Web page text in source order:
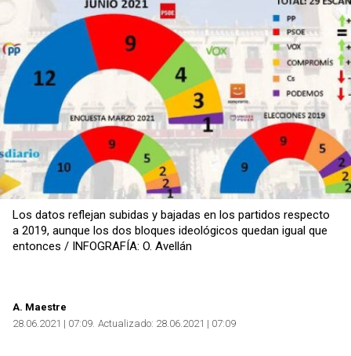
Copiar
Los datos reflejan subidas y bajadas en los partidos respecto
a 2019, aunque los dos bloques ideológicos quedan igual que
entonces / INFOGRAFÍA: O. Avellán
A. Maestre
28.06.2021 | 07:09 Actualizado: 28.06.2021 | 07:09